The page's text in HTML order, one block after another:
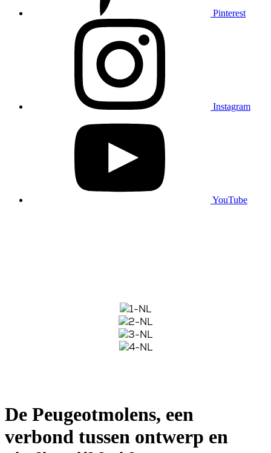
Pinterest
Instagram
YouTube
De Peugeotmolens, een
verbond tussen ontwerp en